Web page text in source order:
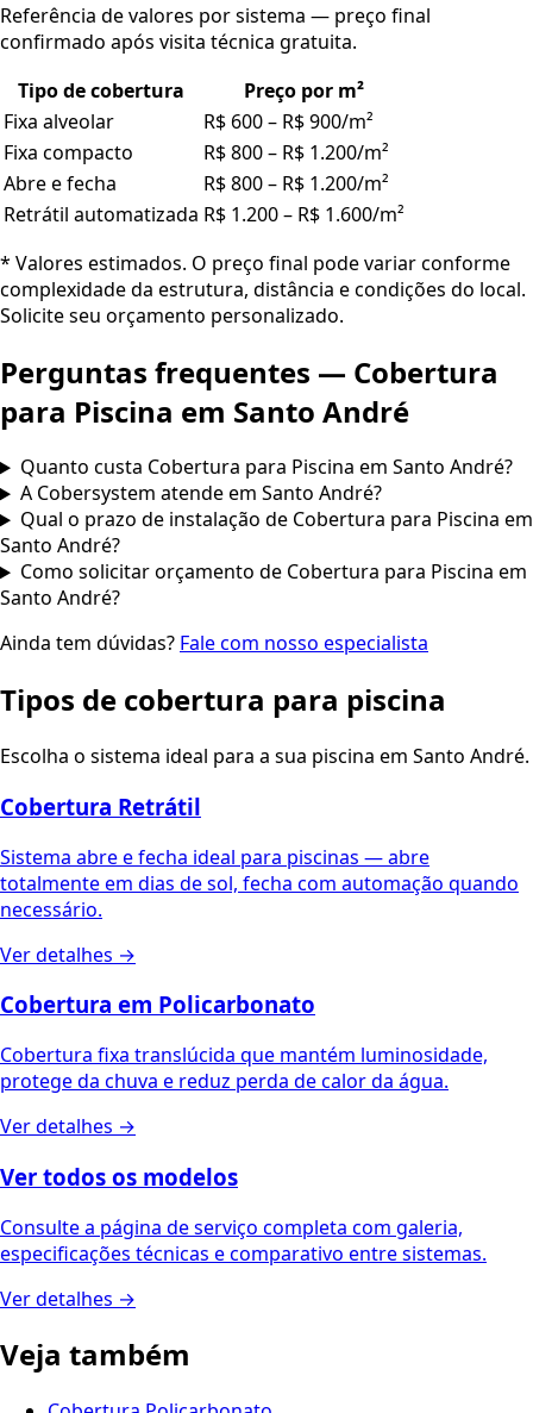
Referência de valores por sistema — preço final
confirmado após visita técnica gratuita.
Tipo de cobertura
Preço por m²
Fixa alveolar
R$ 600 – R$ 900/m²
Fixa compacto
R$ 800 – R$ 1.200/m²
Abre e fecha
R$ 800 – R$ 1.200/m²
Retrátil automatizada R$ 1.200 – R$ 1.600/m²
* Valores estimados. O preço final pode variar conforme
complexidade da estrutura, distância e condições do local.
Solicite seu orçamento personalizado.
Perguntas frequentes — Cobertura
para Piscina em Santo André
Quanto custa Cobertura para Piscina em Santo André?
A Cobersystem atende em Santo André?
Qual o prazo de instalação de Cobertura para Piscina em
Santo André?
Como solicitar orçamento de Cobertura para Piscina em
Santo André?
Ainda tem dúvidas? Fale com nosso especialista
Tipos de cobertura para piscina
Escolha o sistema ideal para a sua piscina em Santo André.
Cobertura Retrátil
Sistema abre e fecha ideal para piscinas — abre
totalmente em dias de sol, fecha com automação quando
necessário.
Ver detalhes →
Cobertura em Policarbonato
Cobertura fixa translúcida que mantém luminosidade,
protege da chuva e reduz perda de calor da água.
Ver detalhes →
Ver todos os modelos
Consulte a página de serviço completa com galeria,
especificações técnicas e comparativo entre sistemas.
Ver detalhes →
Veja também